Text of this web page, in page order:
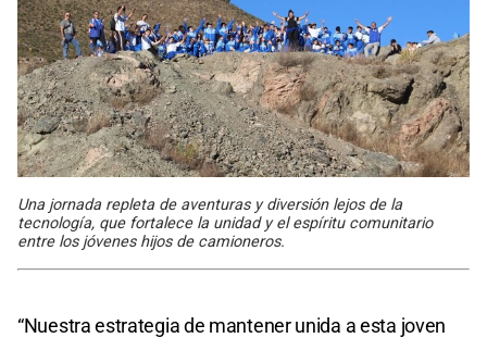
Una jornada repleta de aventuras y diversión lejos de la
tecnología, que fortalece la unidad y el espíritu comunitario
entre los jóvenes hijos de camioneros.
“Nuestra estrategia de mantener unida a esta joven